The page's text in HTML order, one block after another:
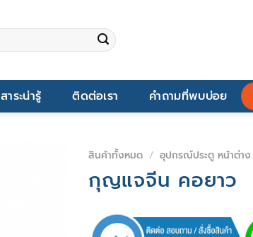
สาระน่ารู้ ติดต่อเรา คำถามที่พบบ่อย
สินค้าทั้งหมด / อุปกรณ์ประตู หน้าต่า
กุญแจจีน คอยาว